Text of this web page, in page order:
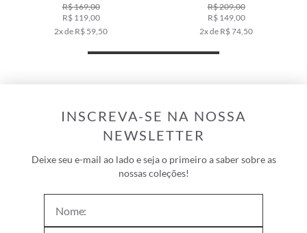
R$ 169,00
R$ 119,00
2x de R$ 59,50
R$ 209,00
R$ 149,00
2x de R$ 74,50
INSCREVA-SE NA NOSSA
NEWSLETTER
Deixe seu e-mail ao lado e seja o primeiro a saber sobre as
nossas coleções!